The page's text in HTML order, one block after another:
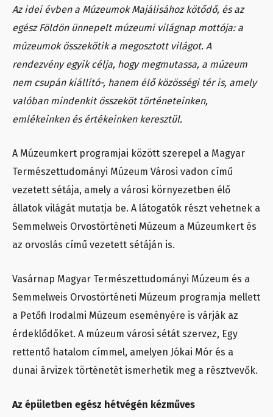
Az idei évben a Múzeumok Majálisához kötődő, és az
egész Földön ünnepelt múzeumi világnap mottója: a
múzeumok összekötik a megosztott világot. A
rendezvény egyik célja, hogy megmutassa, a múzeum
nem csupán kiállító-, hanem élő közösségi tér is, amely
valóban mindenkit összeköt történeteinken,
emlékeinken és értékeinken keresztül.
A Múzeumkert programjai között szerepel a Magyar
Természettudományi Múzeum Városi vadon című
vezetett sétája, amely a városi környezetben élő
állatok világát mutatja be. A látogatók részt vehetnek a
Semmelweis Orvostörténeti Múzeum a Múzeumkert és
az orvoslás című vezetett sétáján is.
Vasárnap Magyar Természettudományi Múzeum és a
Semmelweis Orvostörténeti Múzeum programja mellett
a Petőfi Irodalmi Múzeum eseményére is várják az
érdeklődőket. A múzeum városi sétát szervez, Egy
rettentő hatalom címmel, amelyen Jókai Mór és a
dunai árvizek történetét ismerhetik meg a résztvevők.
Az épületben egész hétvégén kézműves